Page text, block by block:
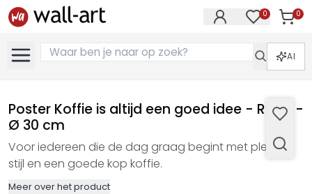
0 0
AI
Poster Koffie is altijd een goed idee - Rond -
Ø 30 cm
Voor iedereen die de dag graag begint met plezier,
stijl en een goede kop koffie.
Meer over het product